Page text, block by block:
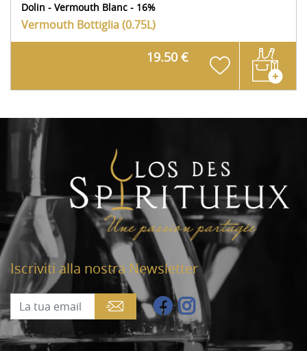
Dolin - Vermouth Blanc - 16%
Vermouth Bottiglia (0.75L)
19.50 €
Iscriviti alla nostra Newsletter